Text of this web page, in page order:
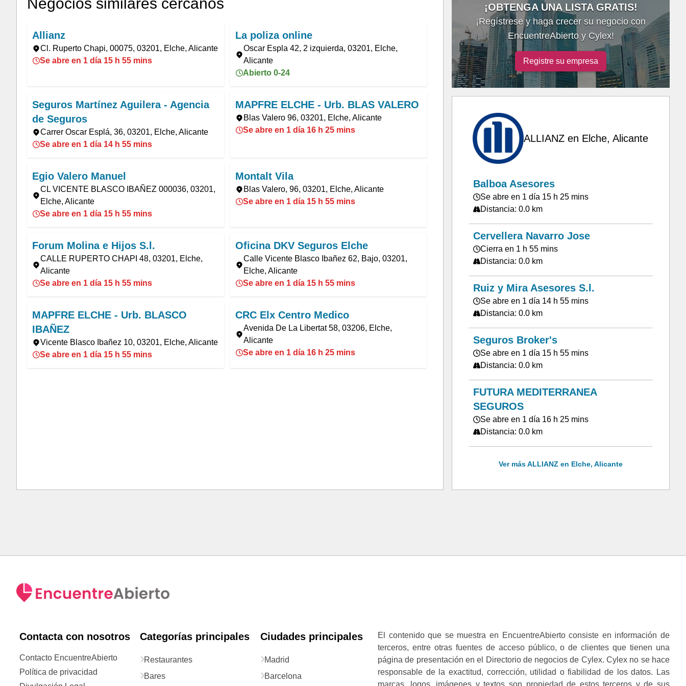
Allianz
Cl. Ruperto Chapi, 00075, 03201, Elche, Alicante
Se abre en 1 día 15 h 55 mins
La poliza online
Oscar Espla 42, 2 izquierda, 03201, Elche,
Alicante
Abierto 0-24
Seguros Martínez Aguilera - Agencia
de Seguros
Carrer Oscar Esplá, 36, 03201, Elche, Alicante
Se abre en 1 día 14 h 55 mins
MAPFRE ELCHE - Urb. BLAS VALERO
Blas Valero 96, 03201, Elche, Alicante
Se abre en 1 día 16 h 25 mins
Egio Valero Manuel
CL VICENTE BLASCO IBAÑEZ 000036, 03201,
Elche, Alicante
Se abre en 1 día 15 h 55 mins
Montalt Vila
Blas Valero, 96, 03201, Elche, Alicante
Se abre en 1 día 15 h 55 mins
Forum Molina e Hijos S.l.
CALLE RUPERTO CHAPI 48, 03201, Elche,
Alicante
Se abre en 1 día 15 h 55 mins
Oficina DKV Seguros Elche
Calle Vicente Blasco Ibañez 62, Bajo, 03201,
Elche, Alicante
Se abre en 1 día 15 h 55 mins
MAPFRE ELCHE - Urb. BLASCO
IBAÑEZ
Vicente Blasco Ibañez 10, 03201, Elche, Alicante
Se abre en 1 día 15 h 55 mins
CRC Elx Centro Medico
Avenida De La Libertat 58, 03206, Elche,
Alicante
Se abre en 1 día 16 h 25 mins
¡OBTENGA UNA LISTA GRATIS!
¡Regístrese y haga crecer su negocio con
EncuentreAbierto y Cylex!
Registre su empresa
ALLIANZ en Elche, Alicante
Balboa Asesores
Se abre en 1 día 15 h 25 mins
Distancia: 0.0 km
Cervellera Navarro Jose
Cierra en 1 h 55 mins
Distancia: 0.0 km
Ruiz y Mira Asesores S.l.
Se abre en 1 día 14 h 55 mins
Distancia: 0.0 km
Seguros Broker's
Se abre en 1 día 15 h 55 mins
Distancia: 0.0 km
FUTURA MEDITERRANEA
SEGUROS
Se abre en 1 día 16 h 25 mins
Distancia: 0.0 km
Ver más ALLIANZ en Elche, Alicante
Contacta con nosotros
Contacto EncuentreAbierto
Política de privacidad
Categorías principales
Restaurantes
Bares
Ciudades principales
Madrid
Barcelona
El contenido que se muestra en EncuentreAbierto consiste en información de
terceros, entre otras fuentes de acceso público, o de clientes que tienen una
página de presentación en el Directorio de negocios de Cylex. Cylex no se hace
responsable de la exactitud, corrección, utilidad o fiabilidad de los datos. Las
marcas, logos, imágenes y textos son propiedad de estos terceros y de sus